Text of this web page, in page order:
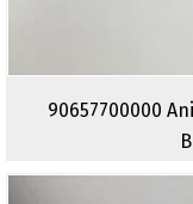
90657700000